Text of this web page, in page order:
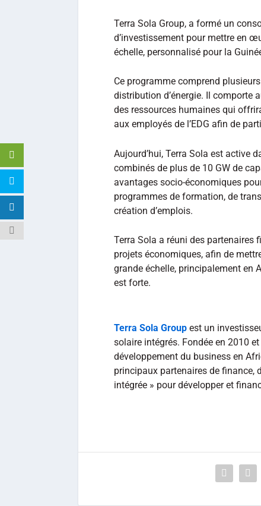
Terra Sola Group, a formé un
d’investissement pour mettre en
échelle, personnalisé pour la
Ce programme comprend
distribution d’énergie. Il comporte
des ressources humaines qui
aux employés de l’EDG afin de
Aujourd’hui, Terra Sola est active
combinés de plus de 10 GW de
avantages socio-économiques
programmes de formation, de
création d’emplois.
Terra Sola a réuni des partenaires
projets économiques, afin de
grande échelle, principalement en
est forte.
Terra Sola Group est un
solaire intégrés. Fondée en 2010
développement du business en
principaux partenaires de finance,
intégrée » pour développer et